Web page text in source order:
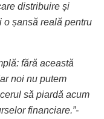
distribuire și
o șansă reală pentru
fără această
noi nu putem
să piardă acum
financiare.”-